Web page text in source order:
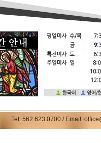
Tel: 562.623.0700 / Email: